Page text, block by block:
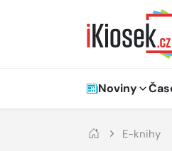
Hlavní navigace
Noviny
E-knihy